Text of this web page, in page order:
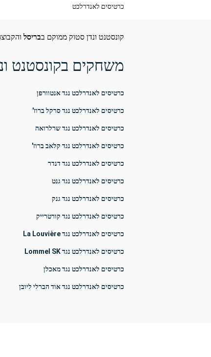
כרטיסים לאנדרלכט
קונסטנט ונדן סטוק ממוקם בבריסל
משחקים בקונסטנט
כרטיסים לאנדרלכט נגד אנטוורפן
כרטיסים לאנדרלכט נגד סרקל ברוז'
כרטיסים לאנדרלכט נגד שרלרואה
כרטיסים לאנדרלכט נגד קלאב ברוז'
כרטיסים לאנדרלכט נגד דנדר
כרטיסים לאנדרלכט נגד גנט
כרטיסים לאנדרלכט נגד גנק
כרטיסים לאנדרלכט נגד קורטרייק
כרטיסים לאנדרלכט נגד La Louvière
כרטיסים לאנדרלכט נגד Lommel SK
כרטיסים לאנדרלכט נגד מאכלן
כרטיסים לאנדרלכט נגד אוד הברלי ליובן